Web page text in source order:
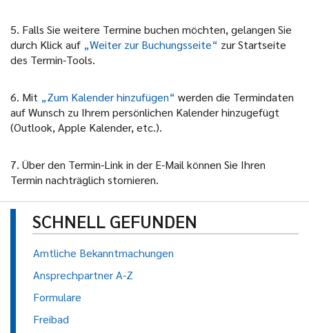
5. Falls Sie weitere Termine buchen möchten, gelangen Sie
durch Klick auf „Weiter zur Buchungsseite“ zur Startseite
des Termin-Tools.
6. Mit „Zum Kalender hinzufügen“ werden die Termindaten
auf Wunsch zu Ihrem persönlichen Kalender hinzugefügt
(Outlook, Apple Kalender, etc.).
7. Über den Termin-Link in der E-Mail können Sie Ihren
Termin nachträglich stornieren.
SCHNELL GEFUNDEN
Amtliche Bekanntmachungen
Ansprechpartner A-Z
Formulare
Freibad